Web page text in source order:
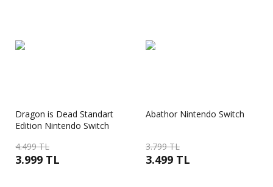
Dragon is Dead Standart
Edition Nintendo Switch
4.499 TL
3.999 TL
Abathor Nintendo Switch
3.799 TL
3.499 TL